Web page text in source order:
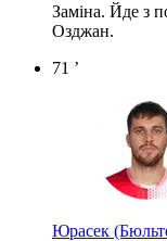
Заміна. Йде з
Озджан.
71 ’
Юрасек